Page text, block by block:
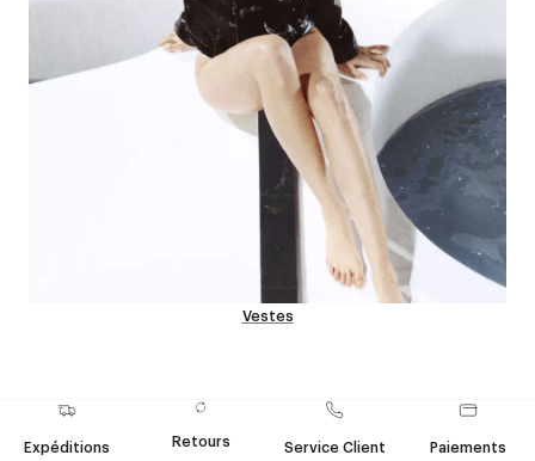
Vestes
Expéditions
Retours
Service Client
Paiements